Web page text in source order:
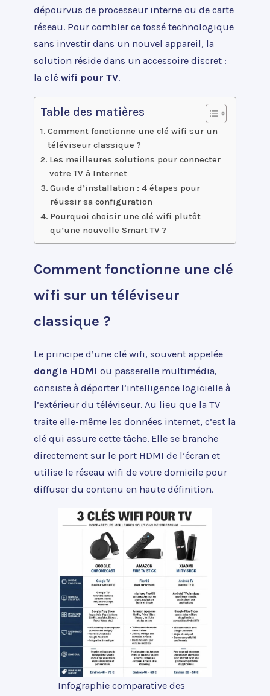
dépourvus de processeur interne ou de carte
réseau. Pour combler ce fossé technologique
sans investir dans un nouvel appareil, la
solution réside dans un accessoire discret :
la clé wifi pour TV.
Table des matières
Comment fonctionne une clé wifi sur un
téléviseur classique ?
Les meilleures solutions pour connecter
votre TV à Internet
Guide d’installation : 4 étapes pour
réussir sa configuration
Pourquoi choisir une clé wifi plutôt
qu’une nouvelle Smart TV ?
Comment fonctionne une clé
wifi sur un téléviseur
classique ?
Le principe d’une clé wifi, souvent appelée
dongle HDMI ou passerelle multimédia,
consiste à déporter l’intelligence logicielle à
l’extérieur du téléviseur. Au lieu que la TV
traite elle-même les données internet, c’est la
clé qui assure cette tâche. Elle se branche
directement sur le port HDMI de l’écran et
utilise le réseau wifi de votre domicile pour
diffuser du contenu en haute définition.
Infographie comparative des